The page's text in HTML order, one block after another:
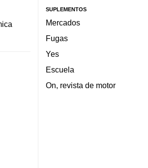
SUPLEMENTOS
Mercados
Fugas
Yes
Escuela
On, revista de motor